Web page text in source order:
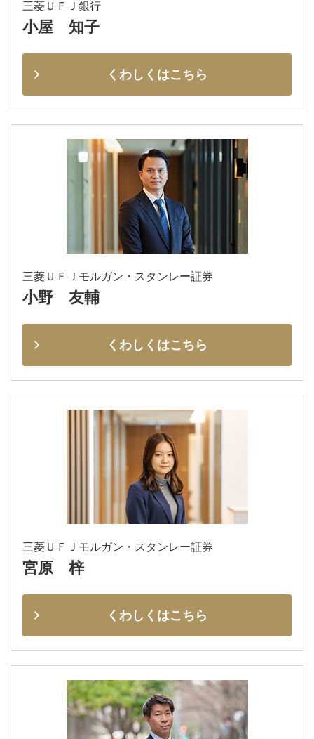
三菱ＵＦＪ銀行
小屋 知子
くわしくはこちら
三菱ＵＦＪモルガン・スタンレー証券
小野 友輔
くわしくはこちら
三菱ＵＦＪモルガン・スタンレー証券
宮原 梓
くわしくはこちら